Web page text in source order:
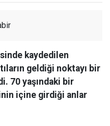
kaydedilen
geldiği noktayı bir
70 yaşındaki bir
içine girdiği anlar